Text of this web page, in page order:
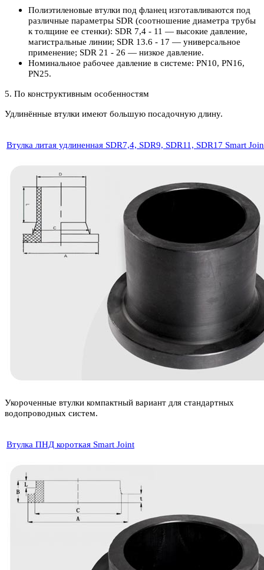
Полиэтиленовые втулки под фланец изготавливаются под
различные параметры SDR (соотношение диаметра трубы
к толщине ее стенки): SDR 7,4 - 11 — высокие давление,
магистральные линии; SDR 13.6 - 17 — универсальное
применение; SDR 21 - 26 — низкое давление.
Номинальное рабочее давление в системе: PN10, PN16,
PN25.
5. По конструктивным особенностям
Удлинённые втулки имеют большую посадочную длину.
Втулка литая удлиненная SDR7,4, SDR9, SDR11, SDR17 Smart
Укороченные втулки компактный вариант для стандартных
водопроводных систем.
Втулка ПНД короткая Smart Joint